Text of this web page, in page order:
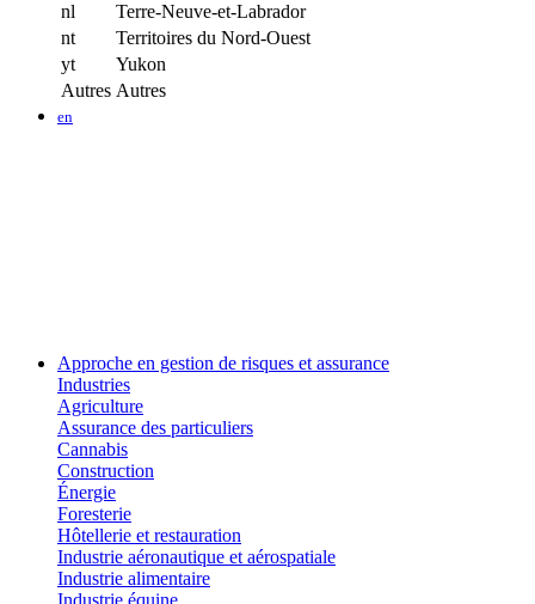
nl
Terre-Neuve-et-Labrador
nt
Territoires du Nord-Ouest
yt
Yukon
Autres Autres
en
Approche en gestion de risques et assurance
Industries
Agriculture
Assurance des particuliers
Cannabis
Construction
Énergie
Foresterie
Hôtellerie et restauration
Industrie aéronautique et aérospatiale
Industrie alimentaire
Industrie équine